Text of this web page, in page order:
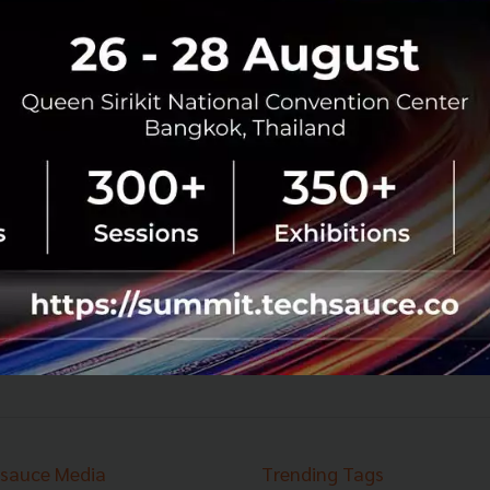
รพ.บำรุงราษฎร์ มุ่ง Medical Technology สร้าง
ความต่างอย่างสากล
Medical Technology ที่ปัจจุบันมาในบทบาทของ Big Data AI
และ Life Science (วิทยาศาสตร์ชีวภาพ) ที่พัฒนาอย่างรวดเร็ว
จึงถูกนำมาใช้ในหลายมิติเพื่อรับมือกับ Digital Disruption
และส่งเสริ...
กุมภาพันธ์ 26, 2019| ByChayanit Dasree
117
Corp Innov AI Life Science Digital Disruption
Medical Technology
Media Trending Tags